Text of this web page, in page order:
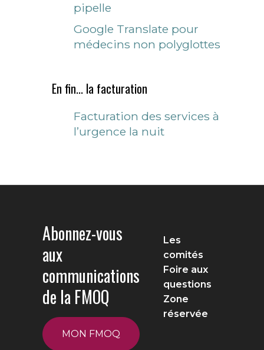
pipelle
Google Translate pour
médecins non polyglottes
En fin... la facturation
Facturation des services à
l’urgence la nuit
Abonnez-vous
aux
communications
de la FMOQ
MON FMOQ
Les
comités
Foire aux
questions
Zone
réservée